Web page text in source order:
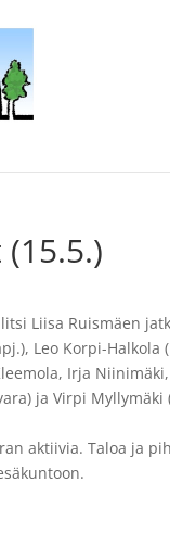
Liisa Ruismäen
Leo Korpi-Halkola
Irja
ja Virpi Myllymäki
aktiivia. Taloa ja